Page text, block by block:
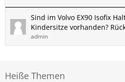
Sind im Volvo EX90 Isofix
Kindersitze vorhanden?
admin
Heiße Themen